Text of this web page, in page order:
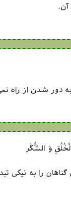
آن.
شدن از راه
وَ الشُّكْر
را به نيكى